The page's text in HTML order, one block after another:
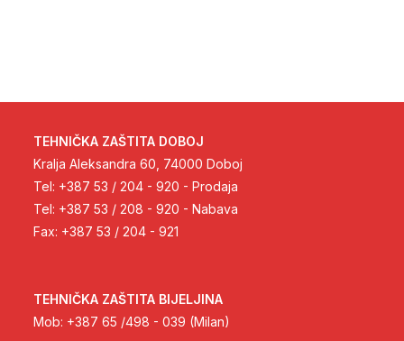
TEHNIČKA ZAŠTITA DOBOJ
Kralja Aleksandra 60, 74000 Doboj
Tel: +387 53 / 204 - 920 - Prodaja
Tel: +387 53 / 208 - 920 - Nabava
Fax: +387 53 / 204 - 921
TEHNIČKA ZAŠTITA BIJELJINA
Mob: +387 65 /498 - 039 (Milan)